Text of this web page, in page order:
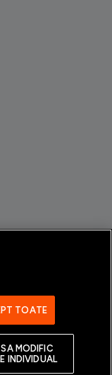
TOATE
MODIFIC
INDIVIDUAL